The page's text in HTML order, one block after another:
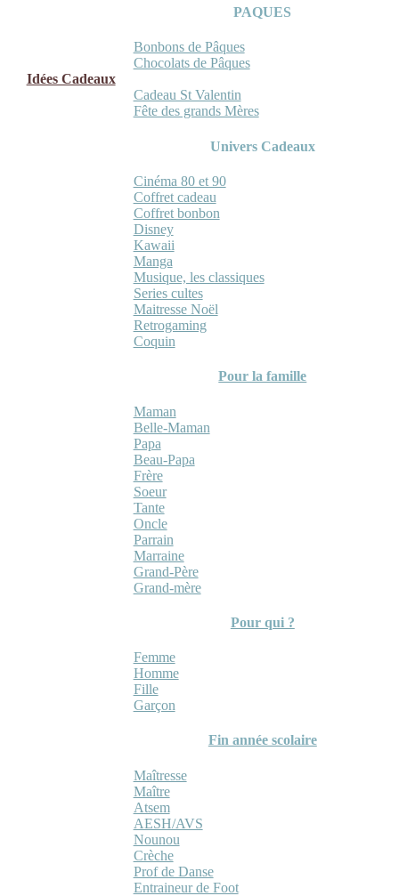
PAQUES
Bonbons de Pâques
Chocolats de Pâques
Idées Cadeaux
Cadeau St Valentin
Fête des grands Mères
Univers Cadeaux
Cinéma 80 et 90
Coffret cadeau
Coffret bonbon
Disney
Kawaii
Manga
Musique, les classiques
Series cultes
Maitresse Noël
Retrogaming
Coquin
Pour la famille
Maman
Belle-Maman
Papa
Beau-Papa
Frère
Soeur
Tante
Oncle
Parrain
Marraine
Grand-Père
Grand-mère
Pour qui ?
Femme
Homme
Fille
Garçon
Fin année scolaire
Maîtresse
Maître
Atsem
AESH/AVS
Nounou
Crèche
Prof de Danse
Entraineur de Foot